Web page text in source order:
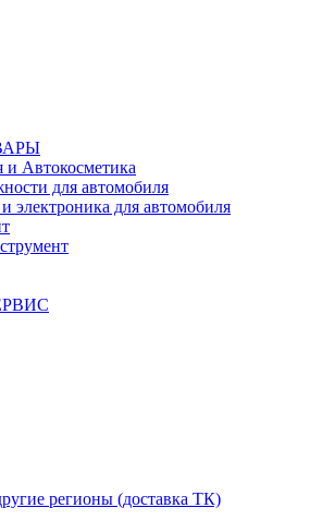
и Автокосметика
для автомобиля
электроника для автомобиля
регионы (доставка ТК)